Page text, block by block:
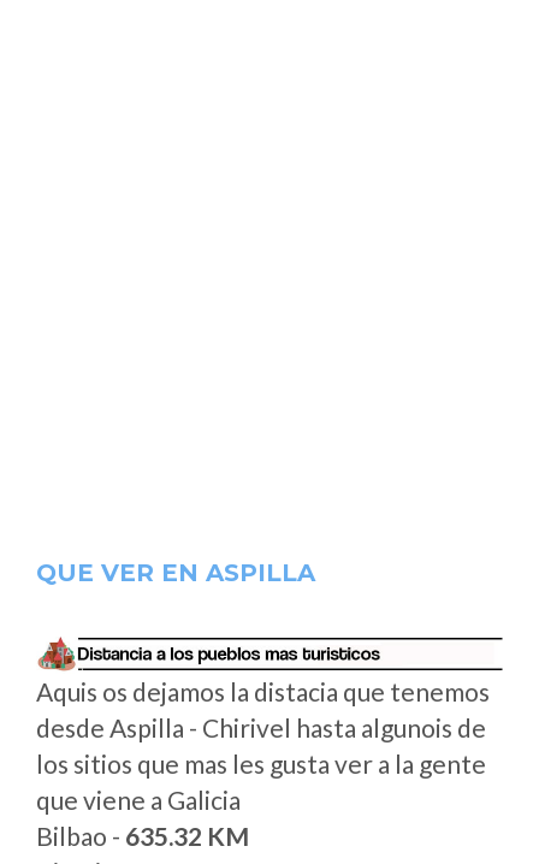
QUE VER EN ASPILLA
Aquis os dejamos la distacia que tenemos
desde Aspilla - Chirivel hasta algunois de
los sitios que mas les gusta ver a la gente
que viene a Galicia
Bilbao - 635.32 KM